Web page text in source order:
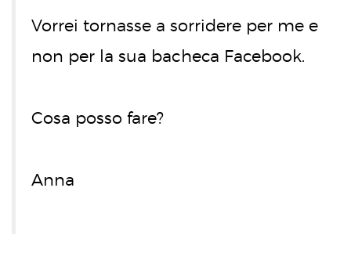
Vorrei tornasse a sorridere per me e
non per la sua bacheca Facebook.
Cosa posso fare?
Anna